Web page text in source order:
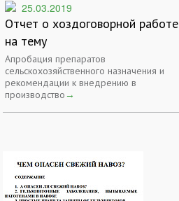
25.03.2019
Отчет о хоздоговорной работе
на тему
Апробация препаратов
сельскохозяйственного назначения и
рекомендации к внедрению в
производство→